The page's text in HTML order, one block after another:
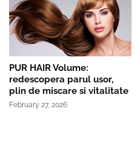
PUR HAIR Volume:
redescopera parul usor,
plin de miscare si vitalitate
February 27, 2026